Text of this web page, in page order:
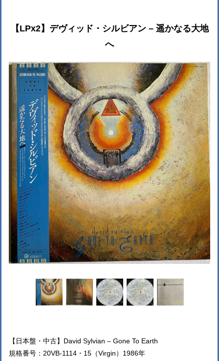
【LPx2】デヴィッド・シルビアン – 遥かなる大地
へ
【日本盤・中古】David Sylvian – Gone To Earth
規格番号：20VB-1114・15（Virgin）1986年